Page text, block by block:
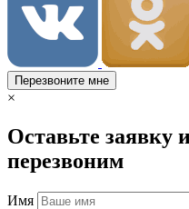
Перезвоните мне
×
Оставьте заявку
перезвоним
Имя